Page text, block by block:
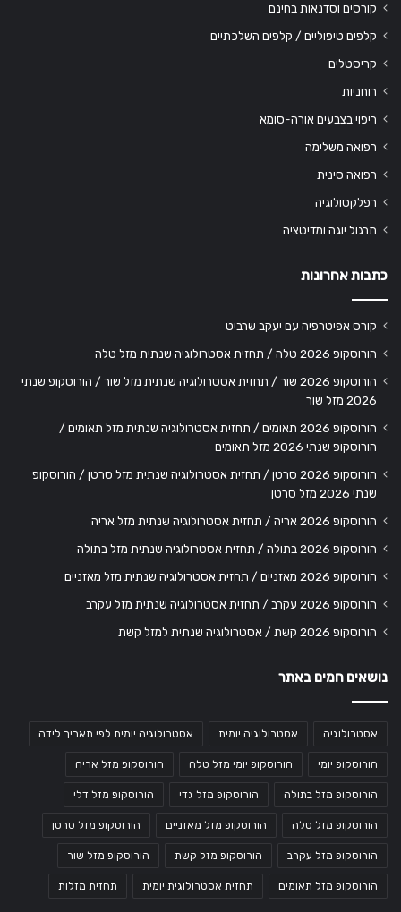
קורסים וסדנאות בחינם
קלפים טיפוליים / קלפים השלכתיים
קריסטלים
רוחניות
ריפוי בצבעים אורה-סומא
רפואה משלימה
רפואה סינית
רפלקסולוגיה
תרגול יוגה ומדיטציה
כתבות אחרונות
קורס אפיטרפיה עם יעקב שרביט
הורוסקופ 2026 טלה / תחזית אסטרולוגיה שנתית מזל טלה
הורוסקופ 2026 שור / תחזית אסטרולוגיה שנתית מזל שור / הורוסקופ שנתי
2026 מזל שור
הורוסקופ 2026 תאומים / תחזית אסטרולוגיה שנתית מזל תאומים /
הורוסקופ שנתי 2026 מזל תאומים
הורוסקופ 2026 סרטן / תחזית אסטרולוגיה שנתית מזל סרטן / הורוסקופ
שנתי 2026 מזל סרטן
הורוסקופ 2026 אריה / תחזית אסטרולוגיה שנתית מזל אריה
הורוסקופ 2026 בתולה / תחזית אסטרולוגיה שנתית מזל בתולה
הורוסקופ 2026 מאזניים / תחזית אסטרולוגיה שנתית מזל מאזניים
הורוסקופ 2026 עקרב / תחזית אסטרולוגיה שנתית מזל עקרב
הורוסקופ 2026 קשת / אסטרולוגיה שנתית למזל קשת
נושאים חמים באתר
אסטרולוגיה אסטרולוגיה יומית אסטרולוגיה יומית לפי תאריך לידה
הורוסקופ יומי הורוסקופ יומי מזל טלה הורוסקופ מזל אריה
הורוסקופ מזל בתולה הורוסקופ מזל גדי הורוסקופ מזל דלי
הורוסקופ מזל טלה הורוסקופ מזל מאזניים הורוסקופ מזל סרטן
הורוסקופ מזל עקרב הורוסקופ מזל קשת הורוסקופ מזל שור
הורוסקופ מזל תאומים תחזית אסטרולוגית יומית תחזית מזלות